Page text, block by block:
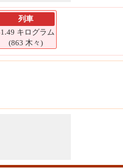
列車
キログラム
(863 木々)